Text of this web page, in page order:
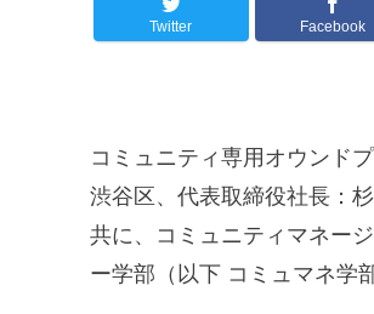
Twitter Facebook
コミュニティ専用オウンド
渋谷区、代表取締役社長：
共に、コミュニティマネー
ー学部（以下 コミュマネ学